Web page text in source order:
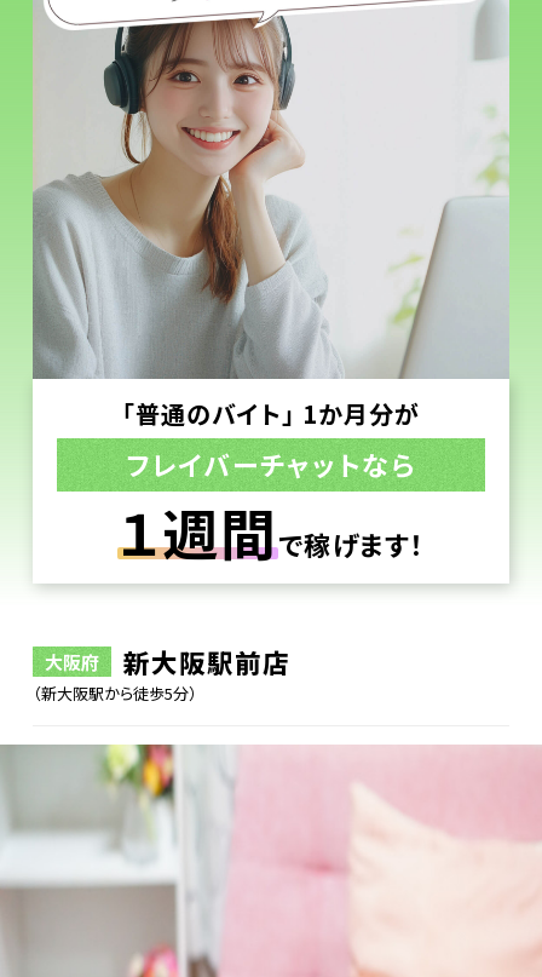
「普通のバイト」 1か月分が
フレイバーチャットなら
１週間で稼げます！
大阪府 新大阪駅前店
（新大阪駅から徒歩5分）